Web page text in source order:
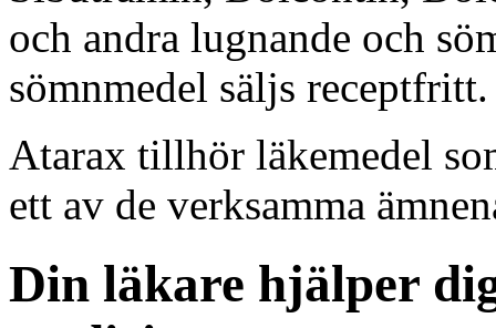
och andra lugnande och
sömnmedel säljs receptfritt.
Atarax tillhör läkemedel
ett av de verksamma
Din läkare hjälper